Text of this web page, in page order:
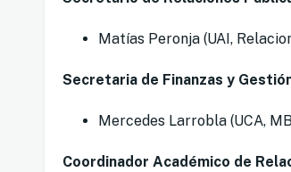
Matías Peronja (UAI,
Secretaria de Finanzas y
Mercedes Larrobla (UCA,
Coordinador Académico de